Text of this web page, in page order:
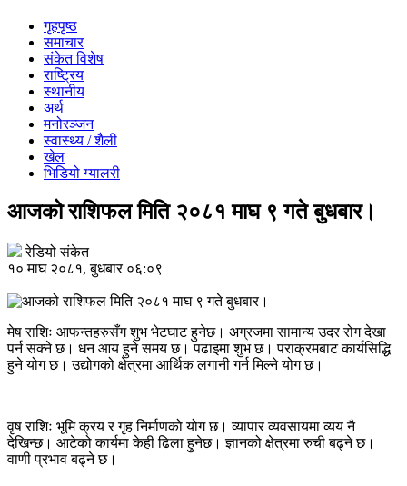
गृहपृष्ठ
समाचार
संकेत विशेष
राष्ट्रिय
स्थानीय
अर्थ
मनोरञ्जन
स्वास्थ्य / शैली
खेल
भिडियो ग्यालरी
आजको राशिफल मिति २०८१ माघ ९ गते बुधबार।
रेडियो संकेत
१० माघ २०८१, बुधबार ०६:०९
मेष राशिः आफन्तहरुसँग शुभ भेटघाट हुनेछ। अग्रजमा सामान्य उदर रोग देखा
पर्न सक्ने छ। धन आय हुने समय छ। पढाइमा शुभ छ। पराक्रमबाट कार्यसिद्धि
हुने योग छ। उद्योगको क्षेत्रमा आर्थिक लगानी गर्न मिल्ने योग छ।
वृष राशिः भूमि क्रय र गृह निर्माणको योग छ। व्यापार व्यवसायमा व्यय नै
देखिन्छ। आटेको कार्यमा केही ढिला हुनेछ। ज्ञानको क्षेत्रमा रुची बढ्ने छ।
वाणी प्रभाव बढ्ने छ।